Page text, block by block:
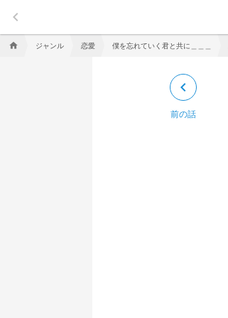
keyboard_arrow_left
home ジャンル 恋愛 僕を忘れていく君と共に＿＿＿
keyboard_arrow_left
前の話